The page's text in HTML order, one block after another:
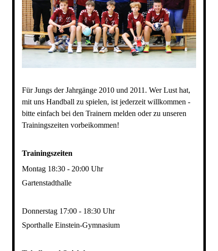
Für Jungs der Jahrgänge 2010 und 2011. Wer Lust hat,
mit uns Handball zu spielen, ist jederzeit willkommen -
bitte einfach bei den Trainern melden oder zu unseren
Trainingszeiten vorbeikommen!
Trainingszeiten
Montag 18:30 - 20:00 Uhr
Gartenstadthalle
Donnerstag 17:00 - 18:30 Uhr
Sporthalle Einstein-Gymnasium